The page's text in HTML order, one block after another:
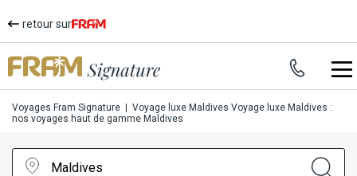
retour sur
Voyages Fram Signature Voyage luxe Maldives Voyage luxe Maldives :
nos voyages haut de gamme Maldives
Maldives